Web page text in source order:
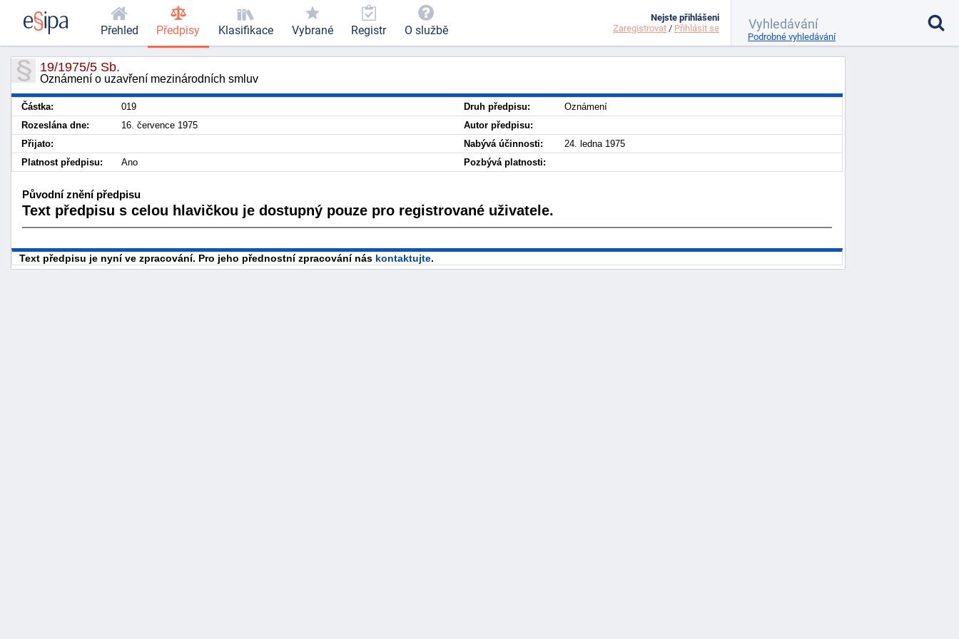
19/1975/5 Sb.
Oznámení o uzavření mezinárodních smluv
Částka: 019 Druh předpisu:
Oznámení
Rozeslána dne:
16. července 1975
Autor předpisu:
Přijato:
Nabývá účinnosti:
24. ledna 1975
Platnost předpisu:
Ano Pozbývá platnosti:
Původní znění předpisu
Text předpisu s celou hlavičkou je dostupný pouze pro registrované uživatele.
Text předpisu je nyní ve zpracování. Pro jeho přednostní zpracování nás kontaktujte.
Přehled Předpisy Klasifikace Vybrané Registr O službě
Nejste přihlášeni
Zaregistrovat / Přihlásit se
Podrobné vyhledávání